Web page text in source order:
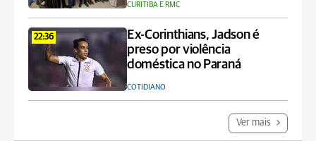
CURITIBA E RMC
22:36
Ex-Corinthians, Jadson é
preso por violência
doméstica no Paraná
COTIDIANO
Ver mais